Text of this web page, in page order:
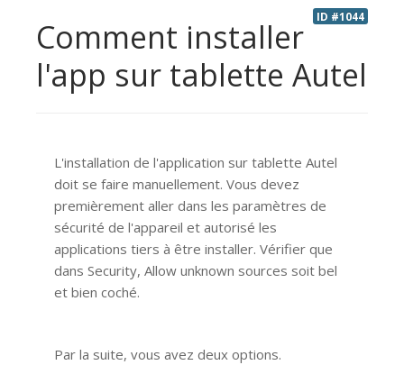
ID #1044
Comment installer
l'app sur tablette Autel
L'installation de l'application sur tablette Autel
doit se faire manuellement. Vous devez
premièrement aller dans les paramètres de
sécurité de l'appareil et autorisé les
applications tiers à être installer. Vérifier que
dans Security, Allow unknown sources soit bel
et bien coché.
Par la suite, vous avez deux options.